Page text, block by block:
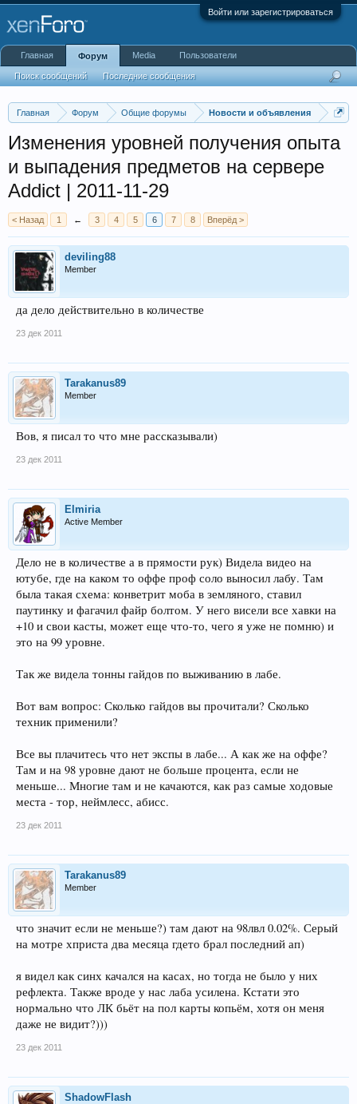
Войти или зарегистрироваться
Главная Форум Общие форумы Новости и объявления
Изменения уровней получения опыта
и выпадения предметов на сервере
Addict | 2011-11-29
< Назад 1 ← 3 4 5 6 7 8 Вперёд >
deviling88
Member
да дело действительно в количестве
23 дек 2011
Tarakanus89
Member
Вов, я писал то что мне рассказывали)
23 дек 2011
Elmiria
Active Member
Дело не в количестве а в прямости рук) Видела видео на
ютубе, где на каком то оффе проф соло выносил лабу. Там
была такая схема: конветрит моба в земляного, ставил
паутинку и фагачил файр болтом. У него висели все хавки на
+10 и свои касты, может еще что-то, чего я уже не помню) и
это на 99 уровне.
Так же видела тонны гайдов по выживанию в лабе.
Вот вам вопрос: Сколько гайдов вы прочитали? Сколько
техник применили?
Все вы плачитесь что нет экспы в лабе... А как же на оффе?
Там и на 98 уровне дают не больше процента, если не
меньше... Многие там и не качаются, как раз самые ходовые
места - тор, неймлесс, абисс.
23 дек 2011
Tarakanus89
Member
что значит если не меньше?) там дают на 98лвл 0.02%. Серый
на мотре хприста два месяца гдето брал последний ап)
я видел как синх качался на касах, но тогда не было у них
рефлекта. Также вроде у нас лаба усилена. Кстати это
нормально что ЛК бьёт на пол карты копьём, хотя он меня
даже не видит?)))
23 дек 2011
ShadowFlash
Главная Форум
Поиск сообщений Последние сообщения
Media Пользователи